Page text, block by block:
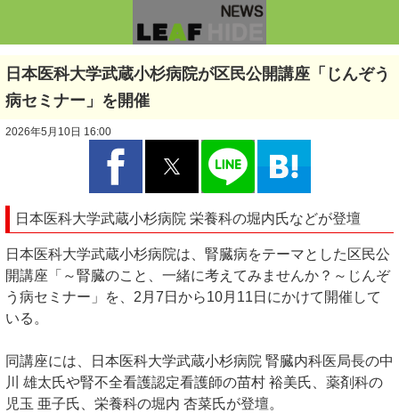
日本医科大学武蔵小杉病院が区民公開講座「じんぞう
病セミナー」を開催
2026年5月10日 16:00
日本医科大学武蔵小杉病院 栄養科の堀内氏などが登壇
日本医科大学武蔵小杉病院は、腎臓病をテーマとした区民公
開講座「～腎臓のこと、一緒に考えてみませんか？～じんぞ
う病セミナー」を、2月7日から10月11日にかけて開催して
いる。
同講座には、日本医科大学武蔵小杉病院 腎臓内科医局長の中
川 雄太氏や腎不全看護認定看護師の苗村 裕美氏、薬剤科の
児玉 亜子氏、栄養科の堀内 杏菜氏が登壇。